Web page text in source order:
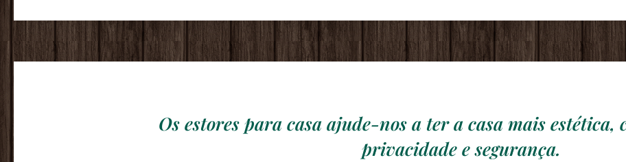
Os estores para casa ajude-nos a ter a casa mais estética,
privacidade e segurança.